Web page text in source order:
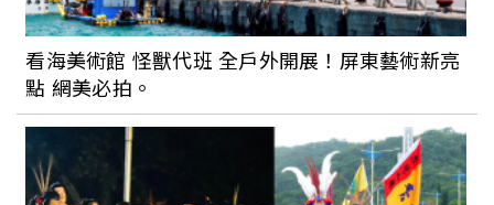
可愛到捨不得吃！全台造型雞蛋糕盤點：
超逼真「消波塊」、「告白注音符號」、
「仙人走獸」造型都好萌
台中美食推薦！一心市場必吃的「一心蛋
餅」用巨無霸古早味粉漿蛋餅滿足吃貨的
看海美術館 怪獸代班 全戶外開展！屏東藝術新亮
點 網美必拍。